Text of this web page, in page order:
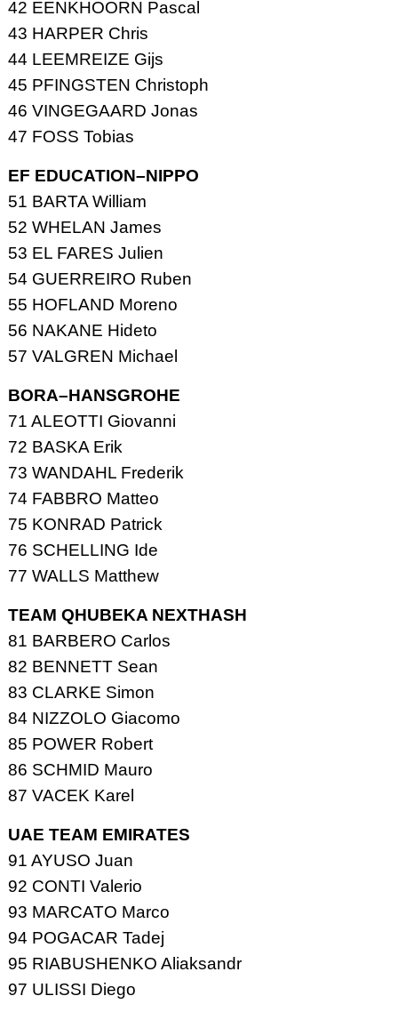
42 EENKHOORN Pascal
43 HARPER Chris
44 LEEMREIZE Gijs
45 PFINGSTEN Christoph
46 VINGEGAARD Jonas
47 FOSS Tobias
EF EDUCATION–NIPPO
51 BARTA William
52 WHELAN James
53 EL FARES Julien
54 GUERREIRO Ruben
55 HOFLAND Moreno
56 NAKANE Hideto
57 VALGREN Michael
BORA–HANSGROHE
71 ALEOTTI Giovanni
72 BASKA Erik
73 WANDAHL Frederik
74 FABBRO Matteo
75 KONRAD Patrick
76 SCHELLING Ide
77 WALLS Matthew
TEAM QHUBEKA NEXTHASH
81 BARBERO Carlos
82 BENNETT Sean
83 CLARKE Simon
84 NIZZOLO Giacomo
85 POWER Robert
86 SCHMID Mauro
87 VACEK Karel
UAE TEAM EMIRATES
91 AYUSO Juan
92 CONTI Valerio
93 MARCATO Marco
94 POGACAR Tadej
95 RIABUSHENKO Aliaksandr
97 ULISSI Diego